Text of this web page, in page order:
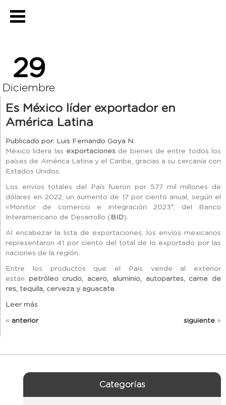
29
Diciembre
Es México líder exportador en
América Latina
Publicado por: Luis Fernando Goya N.
México lidera las exportaciones de bienes de entre todos los
países de América Latina y el Caribe, gracias a su cercanía con
Estados Unidos.
Los envíos totales del País fueron por 577 mil millones de
dólares en 2022, un aumento de 17 por ciento anual, según el
«Monitor de comercio e integración 2023″, del Banco
Interamericano de Desarrollo ( BID).
Al encabezar la lista de exportaciones, los envíos mexicanos
representaron 41 por ciento del total de lo exportado por las
naciones de la región.
Entre los productos que el País vende al exterior
están petróleo crudo, acero, aluminio, autopartes, carne de
res, tequila, cerveza y aguacate.
Leer más
« anterior siguiente »
Categorías